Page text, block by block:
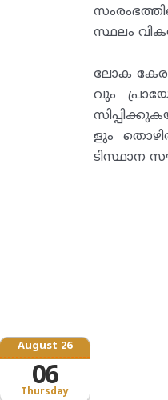
Thursday
August 26
06
സ്ഥലം
ലോക
വും
ളും
ടിസ്ഥാന